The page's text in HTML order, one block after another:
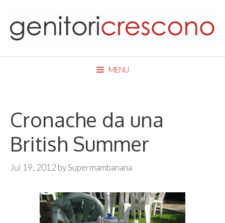
content
MENU
Cronache da una
British Summer
Jul 19, 2012 bySupermambanana